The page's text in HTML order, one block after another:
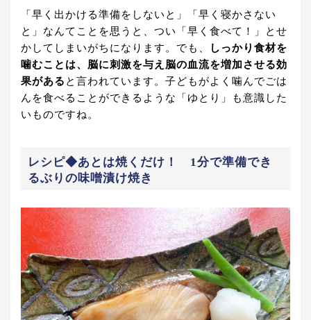
「早く出かける準備をしないと」「早く寝かさない
と」なんてことを思うと、つい「早く食べて！」とせ
かしてしまいがちになります。でも、
しっかり食材を
噛むことは、脳に刺激を与え脳の血流を増加させる効
果がある と言われています。子どもがよく噛んでごは
んを食べることができるような「ゆとり」も意識した
いものですね。
レシピ◆あとは焼くだけ！ 1分で準備でき
るぶりの味噌漬け焼き